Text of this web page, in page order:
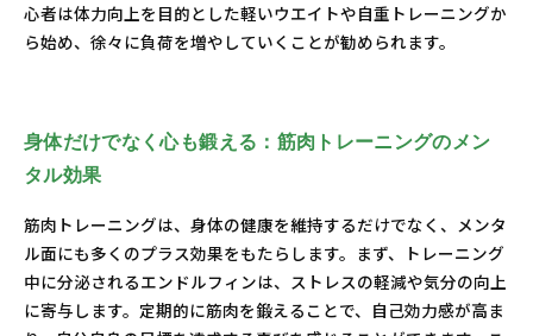
心者は体力向上を目的とした軽いウエイトや自重トレーニングか
ら始め、徐々に負荷を増やしていくことが勧められます。
身体だけでなく心も鍛える：筋肉トレーニングのメン
タル効果
筋肉トレーニングは、身体の健康を維持するだけでなく、メンタ
ル面にも多くのプラス効果をもたらします。まず、トレーニング
中に分泌されるエンドルフィンは、ストレスの軽減や気分の向上
に寄与します。定期的に筋肉を鍛えることで、自己効力感が高ま